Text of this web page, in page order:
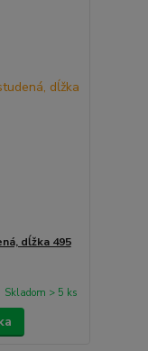
dĺžka 495
Skladom > 5 ks